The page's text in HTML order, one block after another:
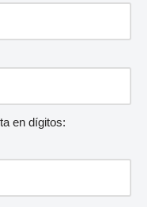
en dígitos: